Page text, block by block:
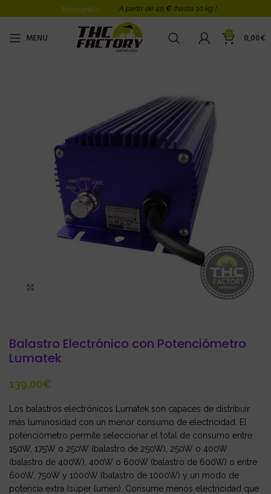
Envio gratis! A partir de 49 € (hasta 10 kg )
MENU 0 0,00€
Balastro Electrónico con Potenciómetro
Lumatek
€
Los balastros electrónicos Lumatek son capaces de distribuir
más luminosidad con un menor consumo de electricidad. El
potenciómetro permite seleccionar el total de consumo entre
150W, 175W o 250W (balastro de 250W), 250W o 400W
(balastro de 400W), 400W o 600W (balastro de 600W) o entre
600W, 750W y 1000W (balastro de 1000W) y un modo de
potencia extra (súper lumen). Consume menos electricidad que